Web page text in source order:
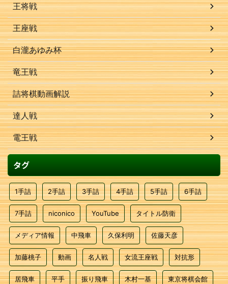
王将戦
王座戦
白瀧あゆみ杯
竜王戦
詰将棋動画解説
達人戦
電王戦
タグ
1手詰 2手詰 3手詰 4手詰 5手詰 6手詰
7手詰 niconico YouTube タイトル防衛
メディア情報 中飛車 久保利明 佐藤天彦
加藤桃子 動画 名人戦 女流王座戦 対抗形
居飛車 平手 振り飛車 木村一基 東京将棋会館